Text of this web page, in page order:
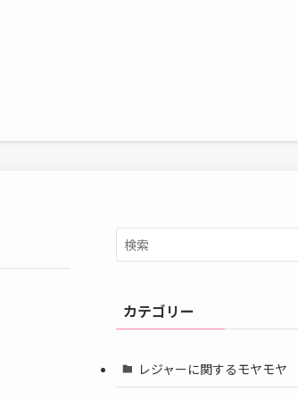
カテゴリー
レジャーに関するモヤモヤ